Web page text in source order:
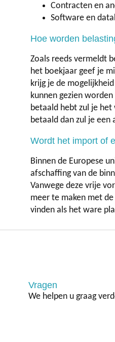
Contracten en
Software en
Hoe worden
Zoals reeds vermeldt
het boekjaar geef je
krijg je de
kunnen gezien
betaald hebt zul je
betaald dan zul je
Wordt het import of
Binnen de Europese
afschaffing van de
Vanwege deze vrije
meer te maken met
vinden als het ware
Vragen
We helpen u graag